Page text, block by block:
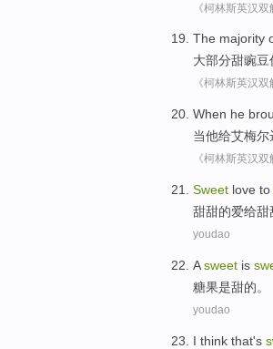
《柯林斯英汉双
The majority
大部分甜豌豆
《柯林斯英汉双
When he
当他给艾梅尔
《柯林斯英汉双
Sweet love to
甜甜的爱给甜
youdao
Asweet is
糖果是甜的。
youdao
I think that's